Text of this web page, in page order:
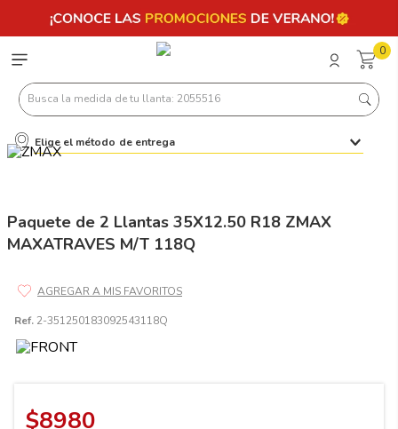
0
Busca la medida de tu llanta: 2055516
Elige el método de entrega
Paquete de 2 Llantas 35X12.50 R18 ZMAX
MAXATRAVES M/T 118Q
Ref. 2-351250183092543118Q
$8980
Términos más buscados